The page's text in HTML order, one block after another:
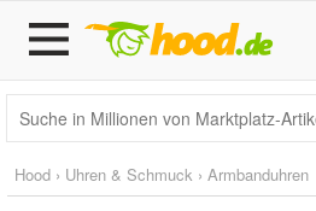
Hood › Uhren & Schmuck › Armbanduhren